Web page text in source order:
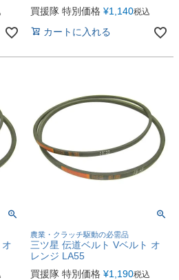
買援隊 特別価格 ¥1,140税込
カートに入れる
農業・クラッチ駆動の必需品
三ツ星 伝道ベルト Vベルト オ
レンジ LA55
買援隊 特別価格 ¥1,190税込